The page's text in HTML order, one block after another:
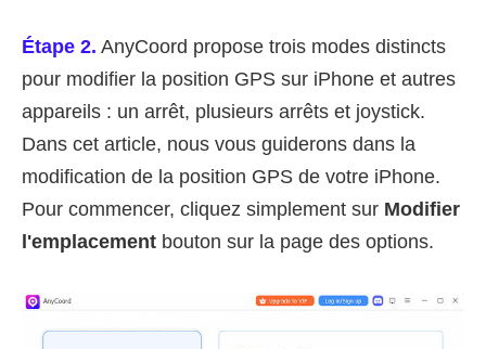
Étape 2. AnyCoord propose trois modes distincts
pour modifier la position GPS sur iPhone et autres
appareils : un arrêt, plusieurs arrêts et joystick.
Dans cet article, nous vous guiderons dans la
modification de la position GPS de votre iPhone.
Pour commencer, cliquez simplement sur Modifier
l'emplacement bouton sur la page des options.